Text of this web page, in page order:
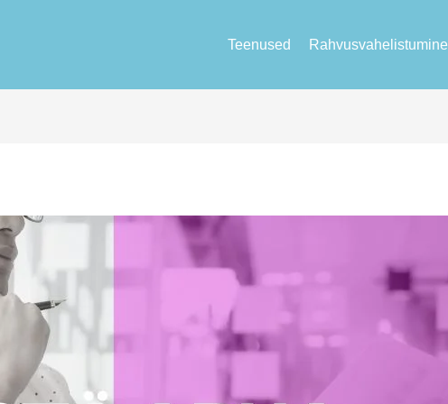
Teenused Rahvusvahelistumine